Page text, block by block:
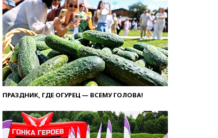
ПРАЗДНИК, ГДЕ ОГУРЕЦ — ВСЕМУ ГОЛОВА!